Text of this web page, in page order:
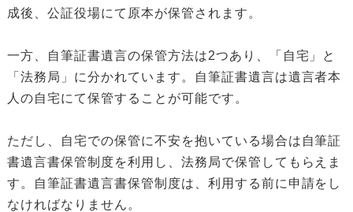
成後、公証役場にて原本が保管されます。
一方、自筆証書遺言の保管方法は2つあり、「自宅」と
「法務局」に分かれています。自筆証書遺言は遺言者本
人の自宅にて保管することが可能です。
ただし、自宅での保管に不安を抱いている場合は自筆証
書遺言書保管制度を利用し、法務局で保管してもらえま
す。自筆証書遺言書保管制度は、利用する前に申請をし
なければなりません。